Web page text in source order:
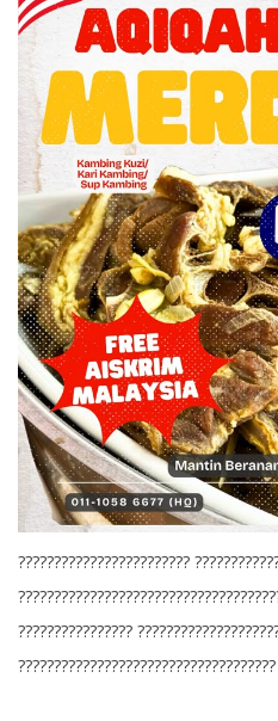
????????????????????????
????????????????